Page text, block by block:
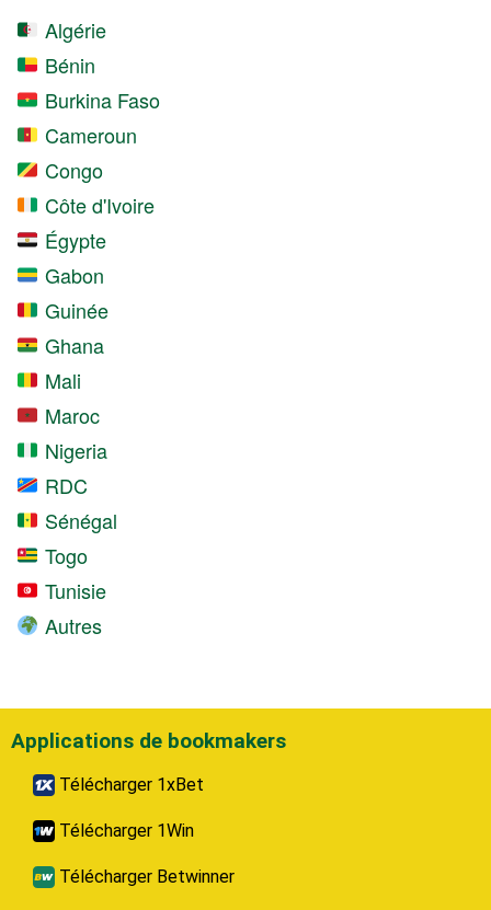
Algérie
Bénin
Burkina Faso
Cameroun
Congo
Côte d'Ivoire
Égypte
Gabon
Guinée
Ghana
Mali
Maroc
Nigeria
RDC
Sénégal
Togo
Tunisie
Autres
Applications de bookmakers
Télécharger 1xBet
Télécharger 1Win
Télécharger Betwinner